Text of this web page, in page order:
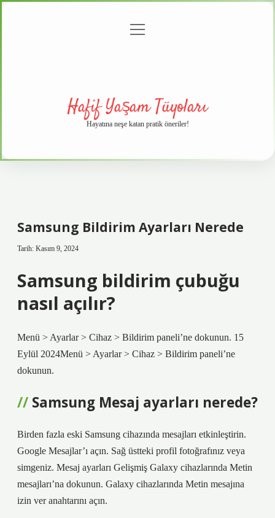
menüyü
Hafif Yaşam Tüyoları
Hayatına neşe katan pratik öneriler!
Samsung Bildirim Ayarları Nerede
Tarih: Kasım 9, 2024
Samsung bildirim çubuğu
nasıl açılır?
Menü > Ayarlar > Cihaz > Bildirim paneli’ne dokunun. 15
Eylül 2024Menü > Ayarlar > Cihaz > Bildirim paneli’ne
dokunun.
Samsung Mesaj ayarları nerede?
Birden fazla eski Samsung cihazında mesajları etkinleştirin.
Google Mesajlar’ı açın. Sağ üstteki profil fotoğrafınız veya
simgeniz. Mesaj ayarları Gelişmiş Galaxy cihazlarında Metin
mesajları’na dokunun. Galaxy cihazlarında Metin mesajına
izin ver anahtarını açın.